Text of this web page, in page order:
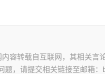
内容转载自互联网，其相关
题，请提交相关链接至邮箱